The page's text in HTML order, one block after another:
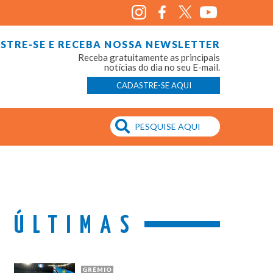
SE E RECEBA NOSSA NEWSLETTER
Receba gratuitamente as principais
notícias do dia no seu E-mail.
CADASTRE-SE AQUI
ÚLTIMAS
GRÊMIO